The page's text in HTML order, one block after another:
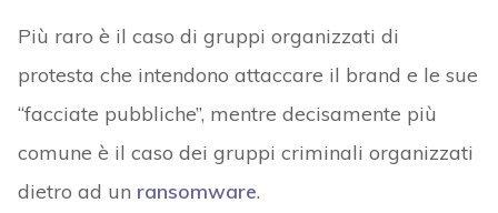
Più raro è il caso di gruppi organizzati di
protesta che intendono attaccare il brand e le sue
“facciate pubbliche”, mentre decisamente più
comune è il caso dei gruppi criminali organizzati
dietro ad un ransomware.